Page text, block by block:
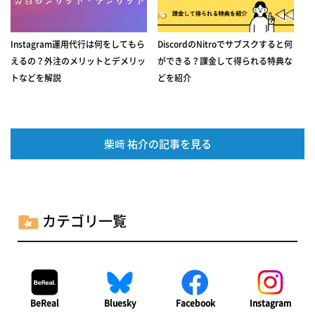
Instagram運用代行は何をしてもら
えるの？外注のメリットとデメリッ
トなどを解説
DiscordのNitroでサブスクすると何
ができる？課金して得られる特典な
どを紹介
柴﨑 祐介の記事を見る
カテゴリ一覧
BeReal Bluesky Facebook Instagram